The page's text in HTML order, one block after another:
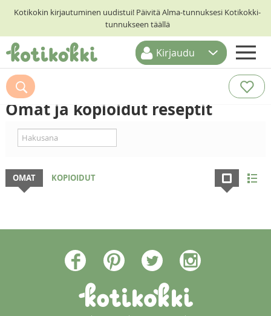
Kotikokin kirjautuminen uudistui! Päivitä Alma-tunnuksesi Kotikokki-
tunnukseen täällä
ETUSIVU
RESEPTIHAKU
KESKUSTELUT
KOTIKOKIT
Kirjaudu
Omat ja kopioidut reseptit
OMAT KOPIOIDUT